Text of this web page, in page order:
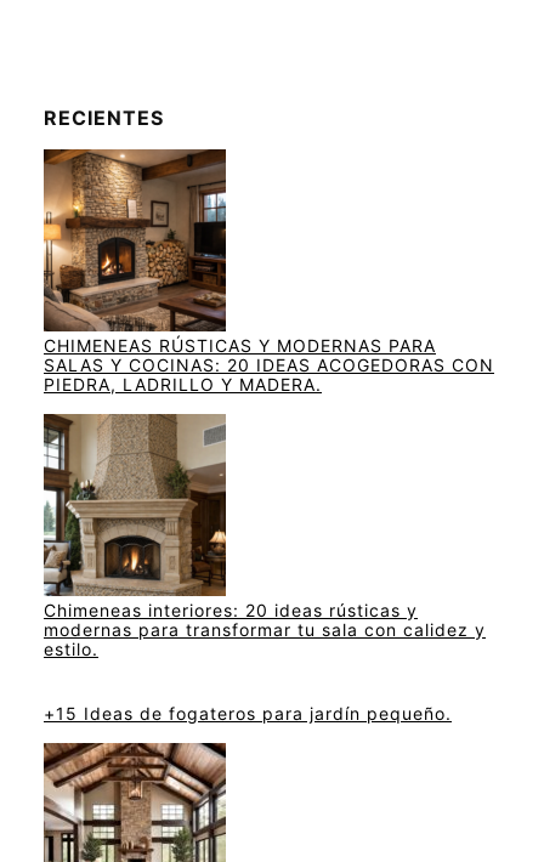
RECIENTES
CHIMENEAS RÚSTICAS Y MODERNAS PARA
SALAS Y COCINAS: 20 IDEAS ACOGEDORAS CON
PIEDRA, LADRILLO Y MADERA.
Chimeneas interiores: 20 ideas rústicas y
modernas para transformar tu sala con calidez y
estilo.
+15 Ideas de fogateros para jardín pequeño.